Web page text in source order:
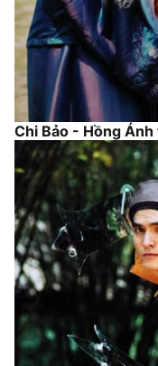
Chi Bảo - Hồng